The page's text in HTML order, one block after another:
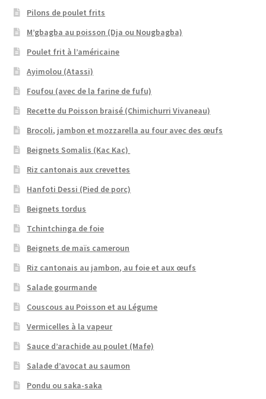
Pilons de poulet frits
M’gbagba au poisson (Dja ou Nougbagba)
Poulet frit à l’américaine
Ayimolou (Atassi)
Foufou (avec de la farine de fufu)
Recette du Poisson braisé (Chimichurri Vivaneau)
Brocoli, jambon et mozzarella au four avec des œufs
Beignets Somalis (Kac Kac)
Riz cantonais aux crevettes
Hanfoti Dessi (Pied de porc)
Beignets tordus
Tchintchinga de foie
Beignets de maïs cameroun
Riz cantonais au jambon, au foie et aux œufs
Salade gourmande
Couscous au Poisson et au Légume
Vermicelles à la vapeur
Sauce d’arachide au poulet (Mafe)
Salade d’avocat au saumon
Pondu ou saka-saka